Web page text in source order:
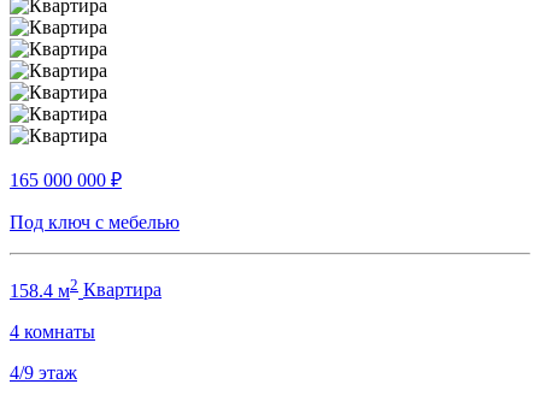
165 000 000 ₽
Под ключ с мебелью
158.4 м2 Квартира
4 комнаты
4/9 этаж